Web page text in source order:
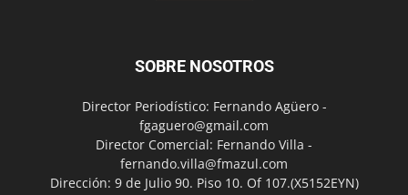
SOBRE NOSOTROS
Director Periodístico: Fernando Agüero -
fgaguero@gmail.com
Director Comercial: Fernando Villa -
fernando.villa@fmazul.com
Dirección: 9 de Julio 90. Piso 10. Of 107.(X5152EYN)